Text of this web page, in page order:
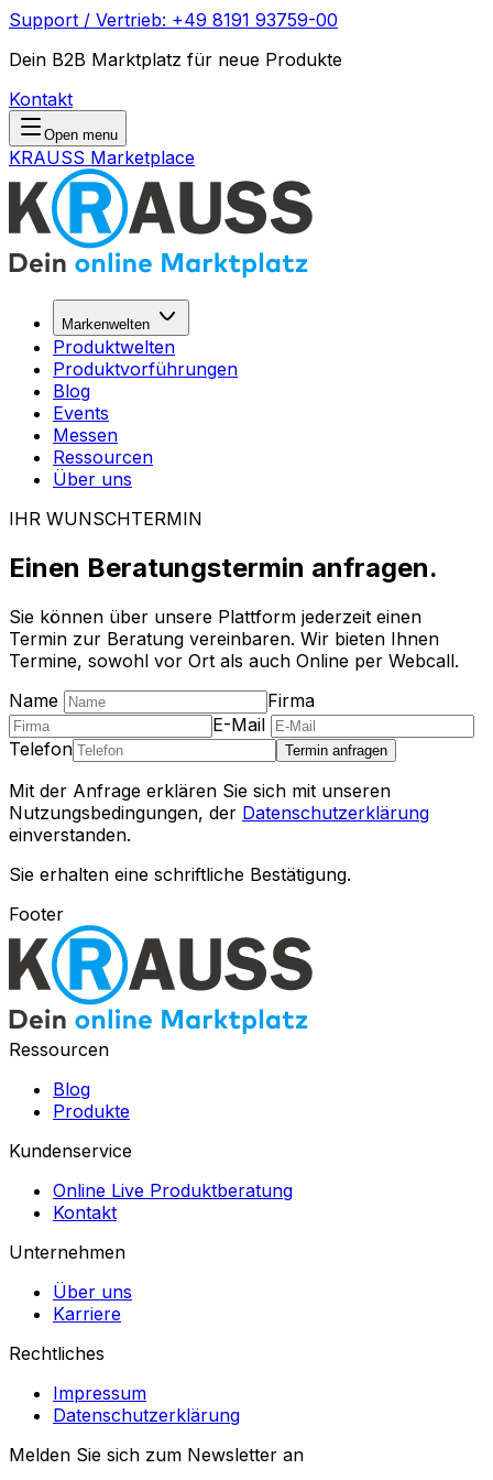
Support / Vertrieb: +49 8191 93759-00
Dein B2B Marktplatz für neue Produkte
Kontakt
Open menu
KRAUSS Marketplace
Markenwelten
Produktwelten
Produktvorführungen
Blog
Events
Messen
Ressourcen
Über uns
IHR WUNSCHTERMIN
Einen Beratungstermin anfragen.
Sie können über unsere Plattform jederzeit einen
Termin zur Beratung vereinbaren. Wir bieten Ihnen
Termine, sowohl vor Ort als auch Online per Webcall.
Name
Firma
E-Mail
Telefon
Termin anfragen
Mit der Anfrage erklären Sie sich mit unseren
Nutzungsbedingungen, der Datenschutzerklärung
einverstanden.
Sie erhalten eine schriftliche Bestätigung.
Footer
Ressourcen
Blog
Produkte
Kundenservice
Online Live Produktberatung
Kontakt
Unternehmen
Über uns
Karriere
Rechtliches
Impressum
Datenschutzerklärung
Melden Sie sich zum Newsletter an